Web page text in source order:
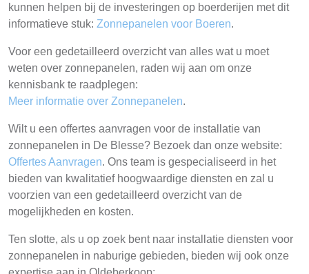
kunnen helpen bij de investeringen op boerderijen met dit
informatieve stuk: Zonnepanelen voor Boeren.
Voor een gedetailleerd overzicht van alles wat u moet
weten over zonnepanelen, raden wij aan om onze
kennisbank te raadplegen:
Meer informatie over Zonnepanelen.
Wilt u een offertes aanvragen voor de installatie van
zonnepanelen in De Blesse? Bezoek dan onze website:
Offertes Aanvragen. Ons team is gespecialiseerd in het
bieden van kwalitatief hoogwaardige diensten en zal u
voorzien van een gedetailleerd overzicht van de
mogelijkheden en kosten.
Ten slotte, als u op zoek bent naar installatie diensten voor
zonnepanelen in naburige gebieden, bieden wij ook onze